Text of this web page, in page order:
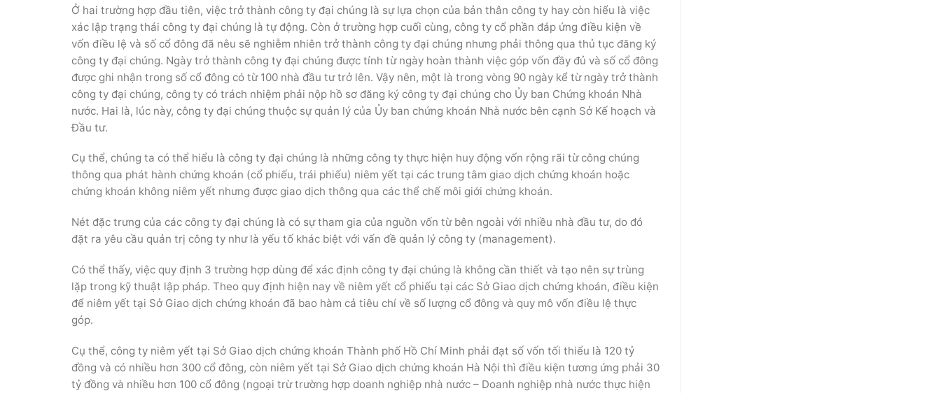
Ở hai trường hợp đầu tiên, việc trở thành công ty đại chúng là sự lựa chọn của bản thân công ty hay còn hiểu là việc
xác lập trạng thái công ty đại chúng là tự động. Còn ở trường hợp cuối cùng, công ty cổ phần đáp ứng điều kiện về
vốn điều lệ và số cổ đông đã nêu sẽ nghiễm nhiên trở thành công ty đại chúng nhưng phải thông qua thủ tục đăng ký
công ty đại chúng. Ngày trở thành công ty đại chúng được tính từ ngày hoàn thành việc góp vốn đầy đủ và số cổ đông
được ghi nhận trong số cổ đông có từ 100 nhà đầu tư trở lên. Vậy nên, một là trong vòng 90 ngày kể từ ngày trở thành
công ty đại chúng, công ty có trách nhiệm phải nộp hồ sơ đăng ký công ty đại chúng cho Ủy ban Chứng khoán Nhà
nước. Hai là, lúc này, công ty đại chúng thuộc sự quản lý của Ủy ban chứng khoán Nhà nước bên cạnh Sở Kế hoạch và
Đầu tư.
Cụ thể, chúng ta có thể hiểu là công ty đại chúng là những công ty thực hiện huy động vốn rộng rãi từ công chúng
thông qua phát hành chứng khoán (cổ phiếu, trái phiếu) niêm yết tại các trung tâm giao dịch chứng khoán hoặc
chứng khoán không niêm yết nhưng được giao dịch thông qua các thể chế môi giới chứng khoán.
Nét đặc trưng của các công ty đại chúng là có sự tham gia của nguồn vốn từ bên ngoài với nhiều nhà đầu tư, do đó
đặt ra yêu cầu quản trị công ty như là yếu tố khác biệt với vấn đề quản lý công ty (management).
Có thể thấy, việc quy định 3 trường hợp dùng để xác định công ty đại chúng là không cần thiết và tạo nên sự trùng
lặp trong kỹ thuật lập pháp. Theo quy định hiện nay về niêm yết cổ phiếu tại các Sở Giao dịch chứng khoán, điều kiện
để niêm yết tại Sở Giao dịch chứng khoán đã bao hàm cả tiêu chí về số lượng cổ đông và quy mô vốn điều lệ thực
góp.
Cụ thể, công ty niêm yết tại Sở Giao dịch chứng khoán Thành phố Hồ Chí Minh phải đạt số vốn tối thiểu là 120 tỷ
đồng và có nhiều hơn 300 cổ đông, còn niêm yết tại Sở Giao dịch chứng khoán Hà Nội thì điều kiện tương ứng phải 30
tỷ đồng và nhiều hơn 100 cổ đông (ngoại trừ trường hợp doanh nghiệp nhà nước – Doanh nghiệp nhà nước thực hiện